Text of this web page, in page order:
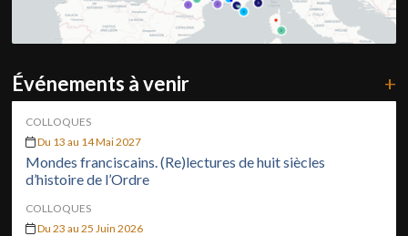
Événements à venir +
COLLOQUES
Du 13 au 14 Mai 2027
Mondes franciscains. (Re)lectures de huit siècles
d’histoire de l’Ordre
COLLOQUES
Du 23 au 25 Juin 2026